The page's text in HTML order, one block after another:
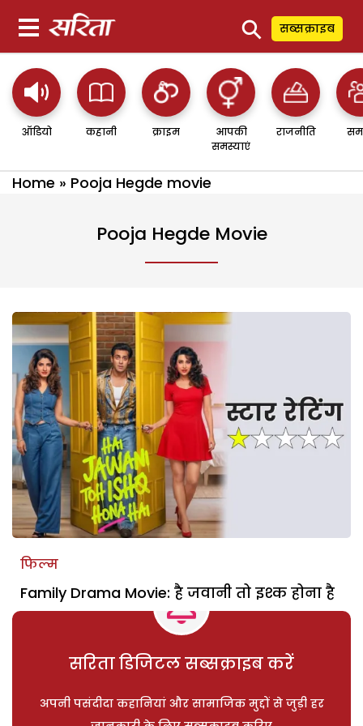
⚲ सब्सक्राइब
ऑडियो कहानी क्राइम
आपकी
समस्याएं
राजनीति
Home » Pooja Hegde movie
Pooja Hegde Movie
फिल्म
Family Drama Movie: है जवानी तो इश्क होना है
सरिता डिजिटल सब्सक्राइब करें
अपनी पसंदीदा कहानियां और सामाजिक मुद्दों से जुड़ी हर